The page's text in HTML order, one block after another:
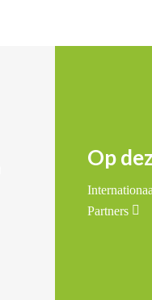
Op
Partners